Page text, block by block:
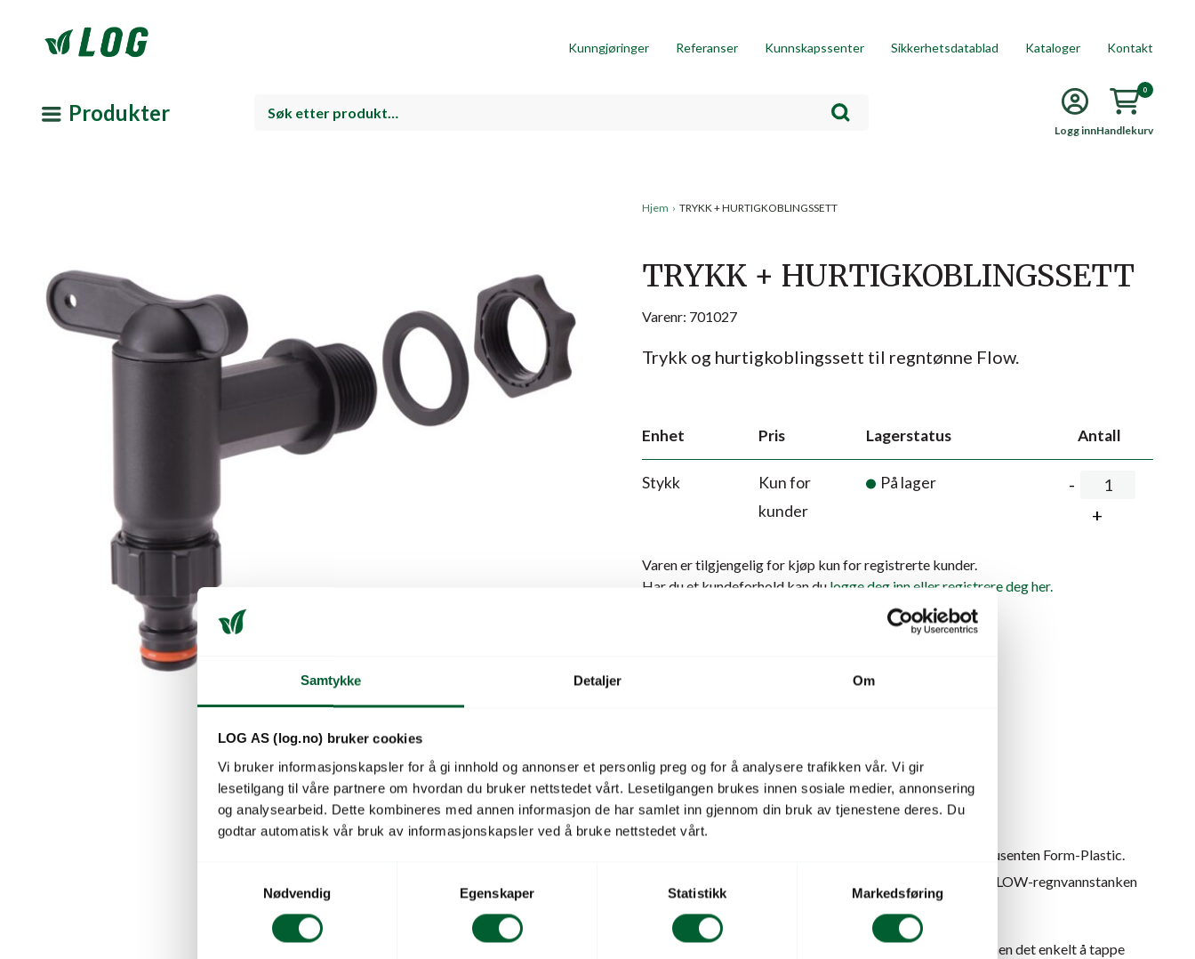
Samtykke Detaljer Om
LOG AS (log.no) bruker cookies
Vi bruker informasjonskapsler for å gi innhold og annonser et personlig preg og for å analysere trafikken vår. Vi gir
lesetilgang til våre partnere om hvordan du bruker nettstedet vårt. Lesetilgangen brukes innen sosiale medier, annonsering
og analysearbeid. Dette kombineres med annen informasjon de har samlet inn gjennom din bruk av tjenestene deres. Du
godtar automatisk vår bruk av informasjonskapsler ved å bruke nettstedet vårt.
Nødvendig Egenskaper Statistikk Markedsføring
Kunngjøringer Referanser Kunnskapssenter Sikkerhetsdatablad Kataloger Kontakt
Produkter
Logg innHandlekurv
0
Hjem › TRYKK + HURTIGKOBLINGSSETT
TRYKK + HURTIGKOBLINGSSETT
Varenr: 701027
Trykk og hurtigkoblingssett til regntønne Flow.
Enhet Pris Lagerstatus Antall
Stykk
Kun for
kunder
På lager
Varen er tilgjengelig for kjøp kun for registrerte kunder.
Har du et kundeforhold kan du logge deg inn eller registrere deg her.
Beskrivelse
Kran og hurtigkobling til regnvannstanken FLOW fra produsenten Form-Plastic.
Dette kran- og koblingssystemet er spesielt designet for FLOW-regnvannstanken
Enkel i bruk og med pålitelig funksjonalitet gjør denne kranen det enkelt å tappe